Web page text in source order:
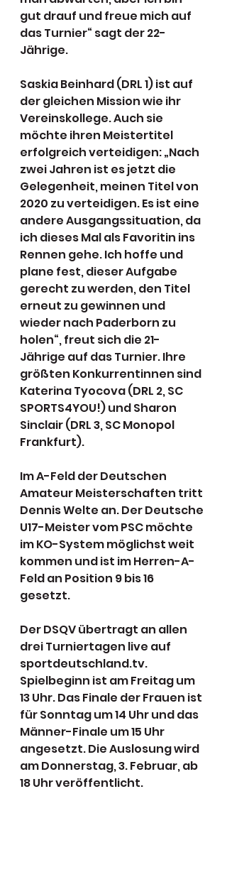
gut drauf und freue mich auf
das Turnier“ sagt der 22-
Jährige.
Saskia Beinhard (DRL 1) ist auf
der gleichen Mission wie ihr
Vereinskollege. Auch sie
möchte ihren Meistertitel
erfolgreich verteidigen: „Nach
zwei Jahren ist es jetzt die
Gelegenheit, meinen Titel von
2020 zu verteidigen. Es ist eine
andere Ausgangssituation, da
ich dieses Mal als Favoritin ins
Rennen gehe. Ich hoffe und
plane fest, dieser Aufgabe
gerecht zu werden, den Titel
erneut zu gewinnen und
wieder nach Paderborn zu
holen“, freut sich die 21-
Jährige auf das Turnier. Ihre
größten Konkurrentinnen sind
Katerina Tyocova (DRL 2, SC
SPORTS4YOU!) und Sharon
Sinclair (DRL 3, SC Monopol
Frankfurt).
Im A-Feld der Deutschen
Amateur Meisterschaften tritt
Dennis Welte an. Der Deutsche
U17-Meister vom PSC möchte
im KO-System möglichst weit
kommen und ist im Herren-A-
Feld an Position 9 bis 16
gesetzt.
Der DSQV übertragt an allen
drei Turniertagen live auf
sportdeutschland.tv.
Spielbeginn ist am Freitag um
13 Uhr. Das Finale der Frauen ist
für Sonntag um 14 Uhr und das
Männer-Finale um 15 Uhr
angesetzt. Die Auslosung wird
am Donnerstag, 3. Februar, ab
18 Uhr veröffentlicht.